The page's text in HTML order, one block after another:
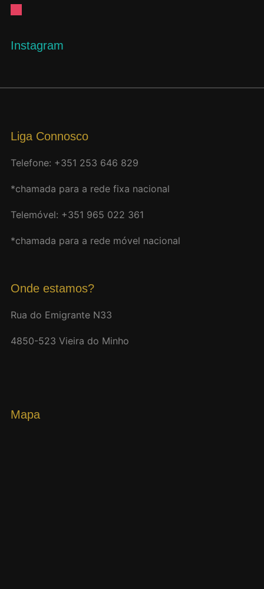
instagram
Instagram
Liga Connosco
Telefone: +351 253 646 829
*chamada para a rede fixa nacional
Telemóvel: +351 965 022 361
*chamada para a rede móvel nacional
Onde estamos?
Rua do Emigrante N33
4850-523 Vieira do Minho
Mapa